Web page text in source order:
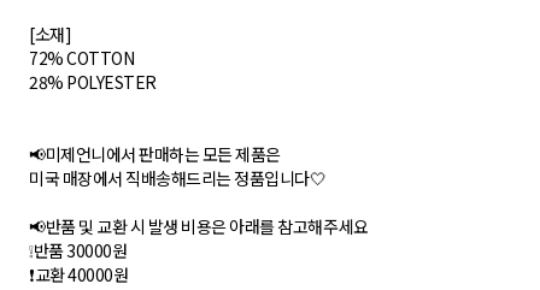
[소재]
72% COTTON
28% POLYESTER
📢미제언니에서 판매하는 모든 제품은
미국 매장에서 직배송해드리는 정품입니다🤍
📢반품 및 교환 시 발생 비용은 아래를 참고해주세요
❕반품 30000원
❗교환 40000원